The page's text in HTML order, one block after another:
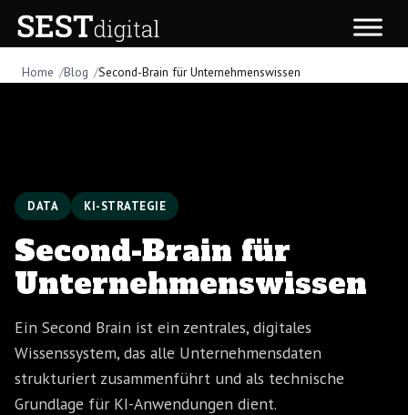
Zum
Inhalt
Home Blog Second-Brain für Unternehmenswissen
DATA KI-STRATEGIE
Second-Brain für
Unternehmenswissen
Ein Second Brain ist ein zentrales, digitales
Wissenssystem, das alle Unternehmensdaten
strukturiert zusammenführt und als technische
Grundlage für KI-Anwendungen dient.